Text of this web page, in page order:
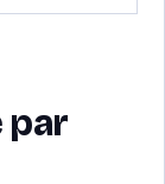
par